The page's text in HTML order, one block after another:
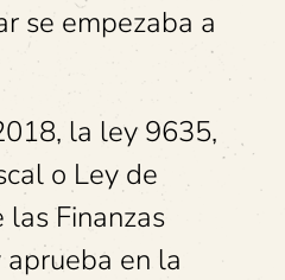
se empezaba a
la ley 9635,
o Ley de
Finanzas
aprueba en la